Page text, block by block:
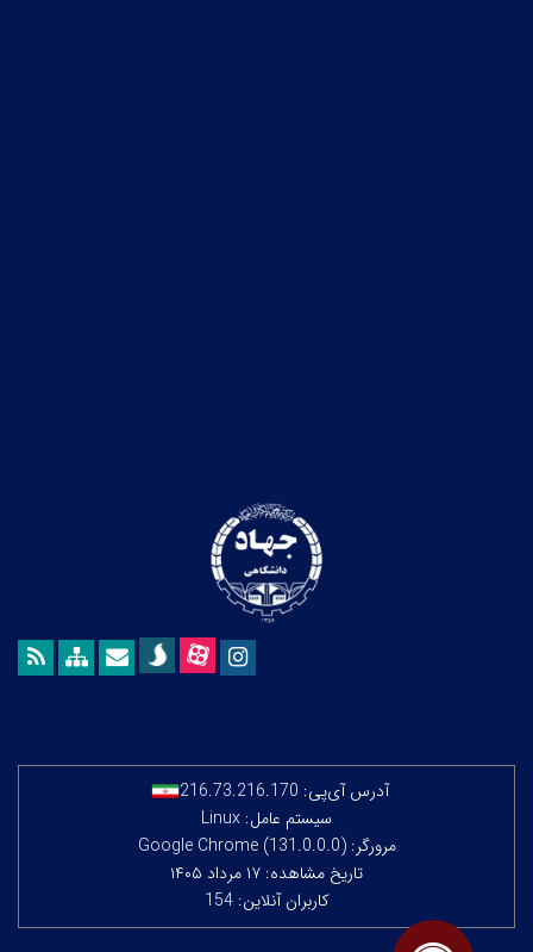
آدرس آی‌پی: 216.73.216.170
سیستم عامل: Linux
مرورگر: Google Chrome (131.0.0.0)
تاریخ مشاهده: ۱۷ مرداد ۱۴۰۵
کاربران آنلاین: 154